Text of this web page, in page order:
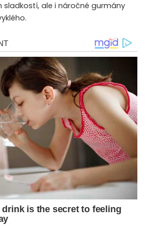
sladkostí, ale i náročné gurmány